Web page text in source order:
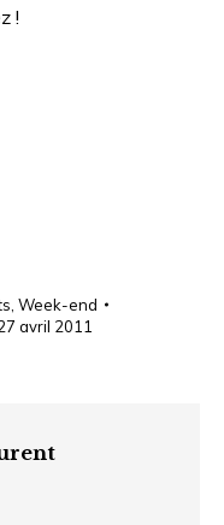
!
Week-end
avril 2011